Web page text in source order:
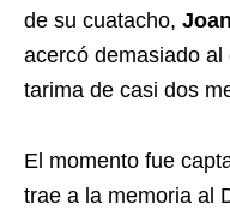
de su cuatacho,
acercó demasiado
tarima de casi dos
El momento fue
trae a la memoria al